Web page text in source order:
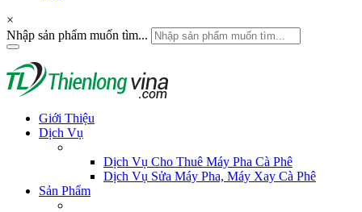
×
Nhập sản phẩm muốn tìm...
Giới Thiệu
Dịch Vụ
Dịch Vụ Cho Thuê Máy Pha Cà Phê
Dịch Vụ Sửa Máy Pha, Máy Xay Cà Phê
Sản Phẩm